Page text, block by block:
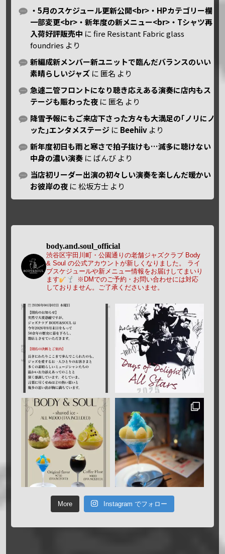
・5月のスケジュール更新公開<br>・HPカテゴリー欄
一部変更<br>・新年度の新メニュー<br>・Tシャツ再
入荷好評販売中 にfire Resistant Fabric glass
foundries より
新編成新メンバー新ユニットで臨んだバランスのいい
素晴らしいジャズ に 匿名 より
急遽二管フロントになり聴き応えある演奏に店内もス
テージも賑わった夜 に 匿名 より
降雪予報にもご来店下さった方々も大満足の｢ノリにノ
ッた｣エンタメステージ に Beehiiv より
新年度初日も雨と寒さで拍子抜けも…滅多に聴けない
中身の濃い演奏 に ばんび より
当店初リーダー出演の初々しい演奏を楽しんだ暖かい
お彼岸の夜 に松坂方士 より
body.and.soul_official
渋谷区宇田川町・公園通りの老舗ジャズクラブ Body
& Soul の公式アカウントが新しくなりました。
ライ
ブスケジュールや新メニュー情報をお届けしてまいり
ます
※DMでのご予約・お問い合わせには対応
しておりません。ご了承くださいませ。
More Instagram でフォロー